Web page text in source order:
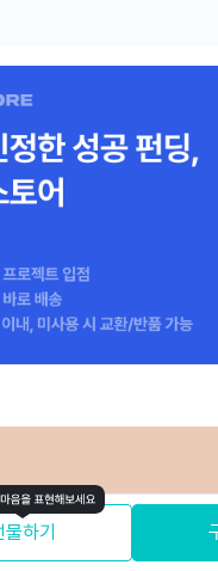
물하기